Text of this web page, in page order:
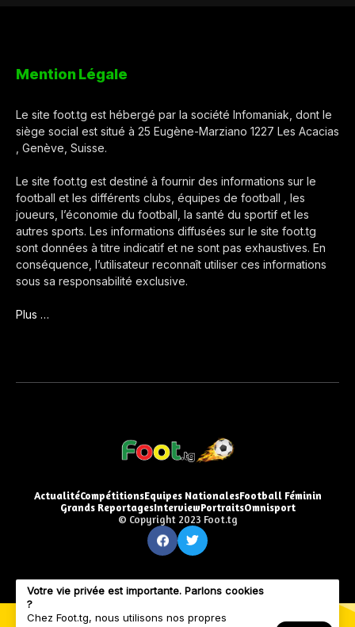
Mention Légale
Le site foot.tg est hébergé par la société Infomaniak, dont le
siège social est situé à 25 Eugène-Marziano 1227 Les Acacias
, Genève, Suisse.
Le site foot.tg est destiné à fournir des informations sur le
football et les différents clubs, équipes de football , les
joueurs, l’économie du football, la santé du sportif et les
autres sports. Les informations diffusées sur le site foot.tg
sont données à titre indicatif et ne sont pas exhaustives. En
conséquence, l’utilisateur reconnaît utiliser ces informations
sous sa responsabilité exclusive.
Plus …
ActualitéCompétitionsEquipes NationalesFootball Féminin
Grands ReportagesInterviewPortraitsOmnisport
© Copyright 2023 Foot.tg
Votre vie privée est importante. Parlons cookies
?
Chez Foot.tg, nous utilisons nos propres